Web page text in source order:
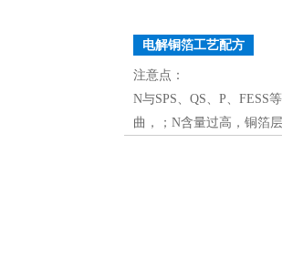
电解铜箔工艺配方
注意点：
N与SPS、QS、P、FESS
曲，；N含量过高，铜箔